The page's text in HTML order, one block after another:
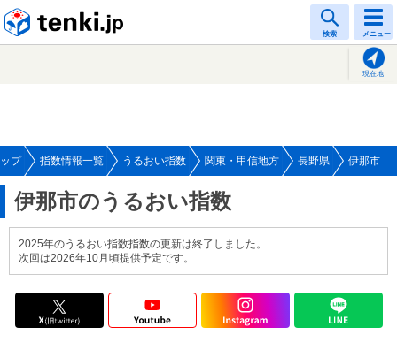
検索 メニュー
現在地
プ 指数情報一覧 うるおい指数 関東・甲信地方 長野県 伊那市
伊那市のうるおい指数
2025年のうるおい指数指数の更新は終了しました。
次回は2026年10月頃提供予定です。